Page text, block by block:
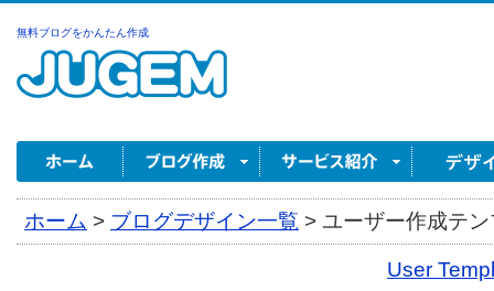
無料ブログをかんたん作成
ホーム > ブログデザイン一覧 > ユーザー作成テ
User